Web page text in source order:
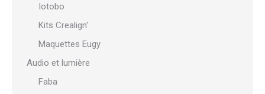
Iotobo
Kits Crealign'
Maquettes Eugy
Audio et lumière
Faba